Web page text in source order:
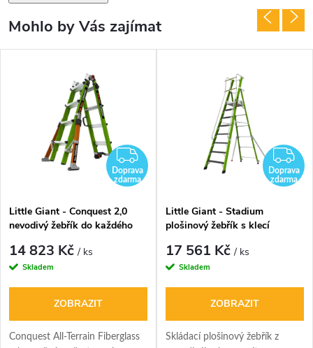
Mohlo by Vás zajímat
ZDARMA
Doprava
zdarma
Little Giant - Conquest 2,0
nevodivý žebřík do každého
14 823 Kč/ ks
Skladem
ZOBRAZIT
Conquest All-Terrain Fiberglass
Doprava
zdarma
Little Giant - Stadium
plošinový žebřík s klecí
17 561 Kč/ ks
Skladem
ZOBRAZIT
Skládací plošinový žebřík z